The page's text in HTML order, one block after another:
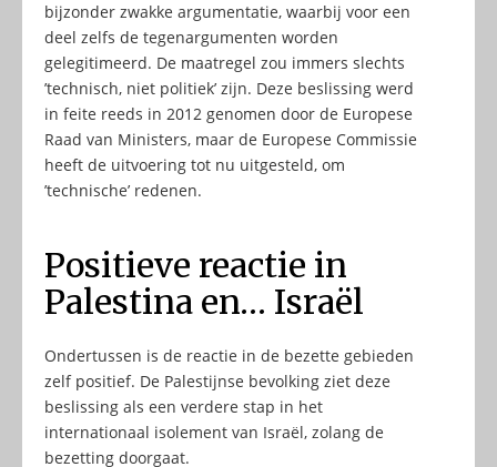
bijzonder zwakke argumentatie, waarbij voor een
deel zelfs de tegenargumenten worden
gelegitimeerd. De maatregel zou immers slechts
’technisch, niet politiek’ zijn. Deze beslissing werd
in feite reeds in 2012 genomen door de Europese
Raad van Ministers, maar de Europese Commissie
heeft de uitvoering tot nu uitgesteld, om
’technische’ redenen.
Positieve reactie in
Palestina en… Israël
Ondertussen is de reactie in de bezette gebieden
zelf positief. De Palestijnse bevolking ziet deze
beslissing als een verdere stap in het
internationaal isolement van Israël, zolang de
bezetting doorgaat.